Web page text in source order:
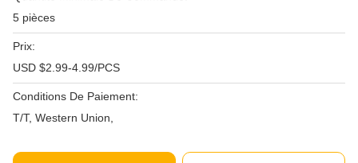
5 pièces
Prix:
USD $2.99-4.99/PCS
Conditions De Paiement:
T/T, Western Union,